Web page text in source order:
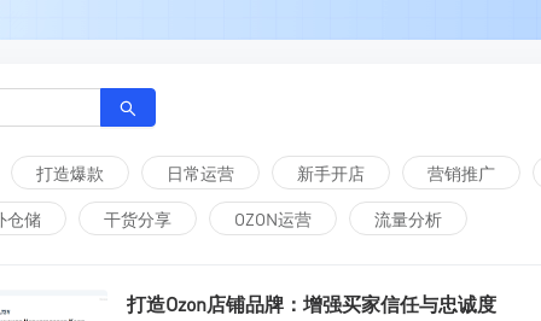
打造爆款 日常运营 新手开店 营销推广
仓储 干货分享 OZON运营 流量分析
打造Ozon店铺品牌：增强买家信任与忠诚度